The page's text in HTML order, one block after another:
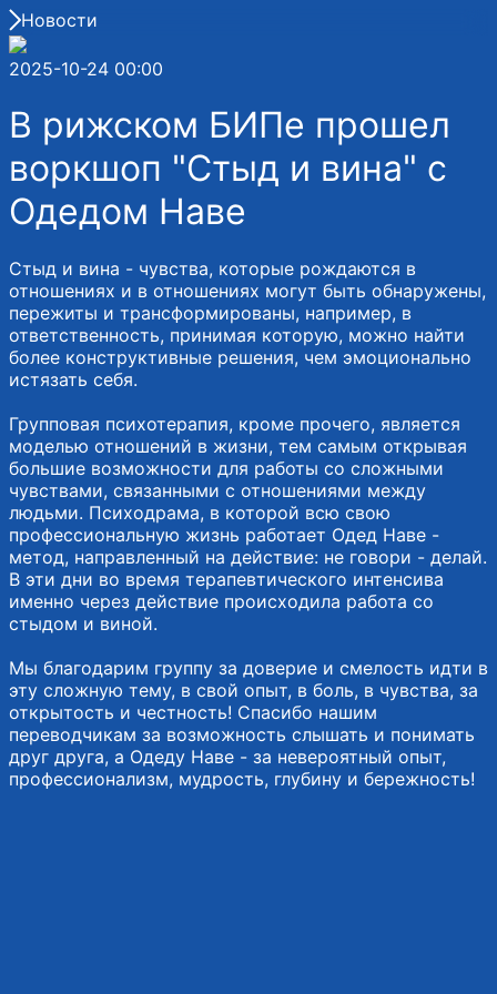
Новости
2025-10-24 00:00
В рижском БИПе прошел
воркшоп "Стыд и вина" с
Одедом Наве
Стыд и вина - чувства, которые рождаются в
отношениях и в отношениях могут быть обнаружены,
пережиты и трансформированы, например, в
ответственность, принимая которую, можно найти
более конструктивные решения, чем эмоционально
истязать себя.
Групповая психотерапия, кроме прочего, является
моделью отношений в жизни, тем самым открывая
большие возможности для работы со сложными
чувствами, связанными с отношениями между
людьми. Психодрама, в которой всю свою
профессиональную жизнь работает Одед Наве -
метод, направленный на действие: не говори - делай.
В эти дни во время терапевтического интенсива
именно через действие происходила работа со
стыдом и виной.
Мы благодарим группу за доверие и смелость идти в
эту сложную тему, в свой опыт, в боль, в чувства, за
открытость и честность! Спасибо нашим
переводчикам за возможность слышать и понимать
друг друга, а Одеду Наве - за невероятный опыт,
профессионализм, мудрость, глубину и бережность!